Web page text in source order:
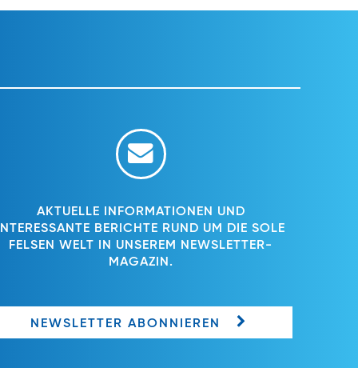
AKTUELLE INFORMATIONEN UND
BERICHTE RUND UM DIE SOLE
FELSEN WELT IN UNSEREM NEWSLETTER-
MAGAZIN.
NEWSLETTER ABONNIEREN